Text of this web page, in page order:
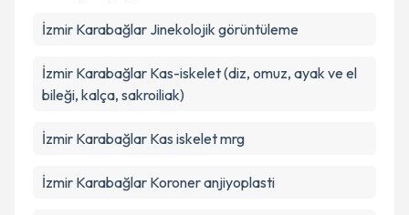
E-posta Adresiniz
Metni
'ni okudum ve kişisel verilerimin belirtilen
kapsamda işlenmesini kabul ediyorum.
İzmir Karabağlar Jinekolojik görüntüleme
İzmir Karabağlar Kas-iskelet (diz, omuz, ayak ve el
bileği, kalça, sakroiliak)
İzmir Karabağlar Kas iskelet mrg
İzmir Karabağlar Koroner anjiyoplasti